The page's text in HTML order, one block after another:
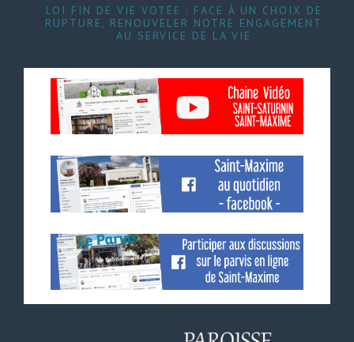
LOI FIN DE VIE VOTÉE : FACE À UN CHOIX DE
RUPTURE, RENOUVELER NOTRE ENGAGEMENT
AU SERVICE DE LA VIE